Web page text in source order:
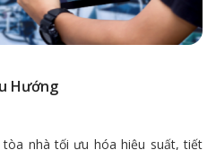
Hướng
nhà tối ưu hóa hiệu suất, tiết